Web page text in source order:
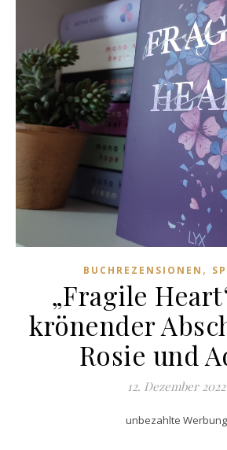
BUCHREZENSIONEN ,
„Fragile
krönender
Rosie und
12. Dezember 2022
unbezahlte Werbung